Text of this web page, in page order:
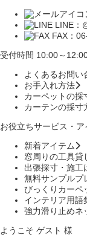
LINE：
FAX：
受付時間 10:00～
よくあるお問い
お手入れ方法
カーペットの採
カーテンの採寸
お役立ちサービス・ア
新着アイテム
窓周りの工具貸
出張採寸・施工
無料サンプルプ
びっくりカーペ
インテリア用語
強力滑り止めネ
ようこそ ゲスト 様